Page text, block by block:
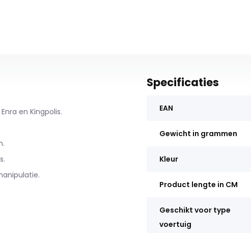
en Kingpolis.
Specificaties
EAN
Gewicht in grammen
Kleur
Product lengte in CM
Geschikt voor type
voertuig